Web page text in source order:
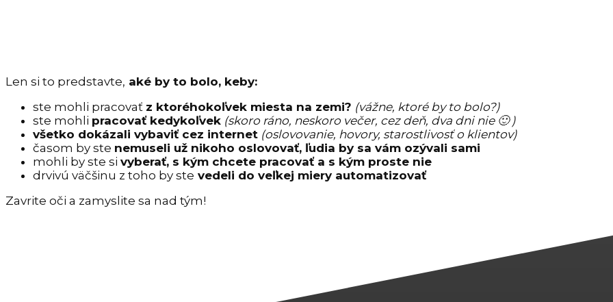
Len si to predstavte, aké by to bolo, keby:
ste mohli pracovať z ktoréhokoľvek miesta na zemi? (vážne, ktoré by to bolo?)
ste mohli pracovať kedykoľvek (skoro ráno, neskoro večer, cez deň, dva dni nie 🙂 )
všetko dokázali vybaviť cez internet (oslovovanie, hovory, starostlivosť o klientov)
časom by ste nemuseli už nikoho oslovovať, ľudia by sa vám ozývali sami
mohli by ste si vyberať, s kým chcete pracovať a s kým proste nie
drvivú väčšinu z toho by ste vedeli do veľkej miery automatizovať
Zavrite oči a zamyslite sa nad tým!